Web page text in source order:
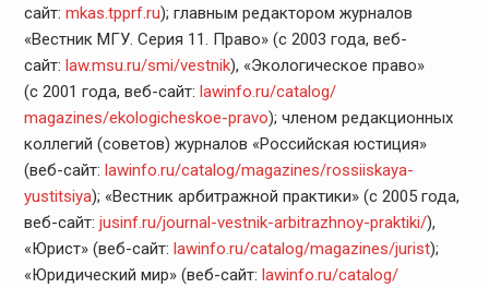
сайт: mkas.tpprf.ru); главным редактором журналов
«Вестник МГУ. Серия 11. Право» (с 2003 года, веб-
сайт: law.msu.ru/smi/vestnik), «Экологическое право»
(с 2001 года, веб-сайт: lawinfo.ru/catalog/
magazines/ekologicheskoe-pravo); членом редакционных
коллегий (советов) журналов «Российская юстиция»
(веб-сайт: lawinfo.ru/catalog/magazines/rossiiskaya-
yustitsiya); «Вестник арбитражной практики» (с 2005 года,
веб-сайт: jusinf.ru/journal-vestnik-arbitrazhnoy-praktiki/),
«Юрист» (веб-сайт: lawinfo.ru/catalog/magazines/jurist);
«Юридический мир» (веб-сайт: lawinfo.ru/catalog/